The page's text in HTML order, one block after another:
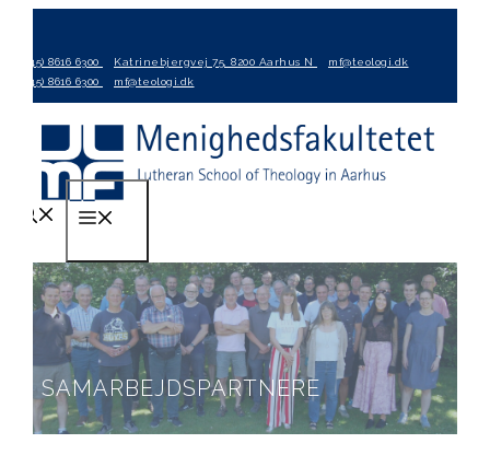
indhold
(+45) 8616 6300 Katrinebjergvej 75, 8200 Aarhus N
mf@teologi.dk
(+45) 8616 6300
mf@teologi.dk
SAMARBEJDSPARTNERE